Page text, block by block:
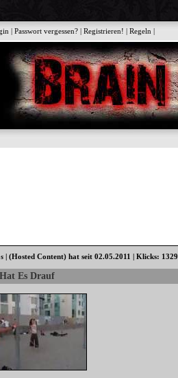
|Passwort vergessen? |Registrieren! |Regeln |
|(Hosted Content) hat seit 02.05.2011 | Klicks: 1329
Es Drauf